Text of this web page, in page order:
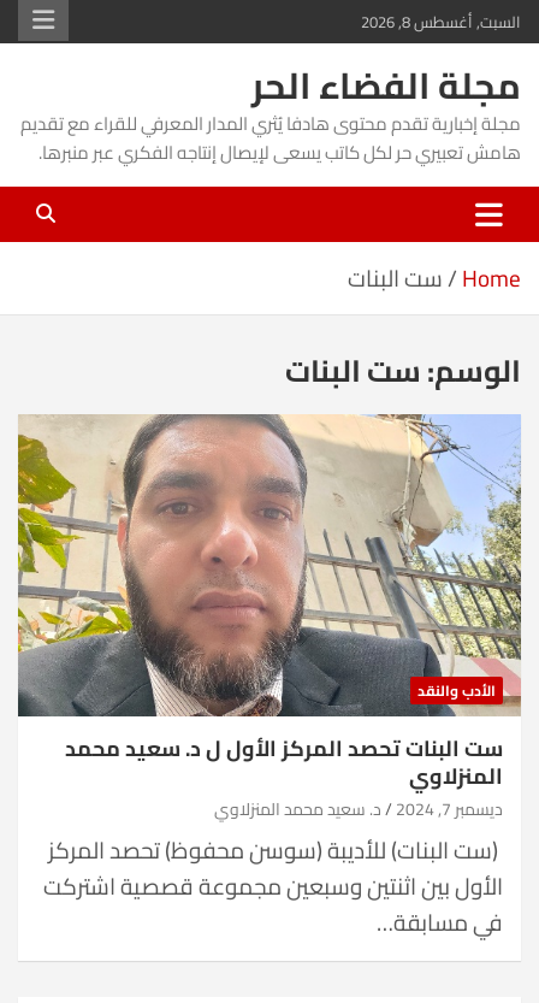
Skip
to
content
السبت, أغسطس 8, 2026
مجلة الفضاء الحر
مجلة إخبارية تقدم محتوى هادفا يُثري المدار المعرفي للقراء مع تقديم
هامش تعبيري حر لكل كاتب يسعى لإيصال إنتاجه الفكري عبر منبرها.
Home ست البنات
الوسم:ست البنات
الأدب والنقد
ست البنات تحصد المركز الأول ل د. سعيد محمد
المنزلاوي
ديسمبر 7, 2024 د. سعيد محمد المنزلاوي
(ست البنات) للأديبة (سوسن محفوظ) تحصد المركز
الأول بين اثنتين وسبعين مجموعة قصصية اشتركت
في مسابقة…